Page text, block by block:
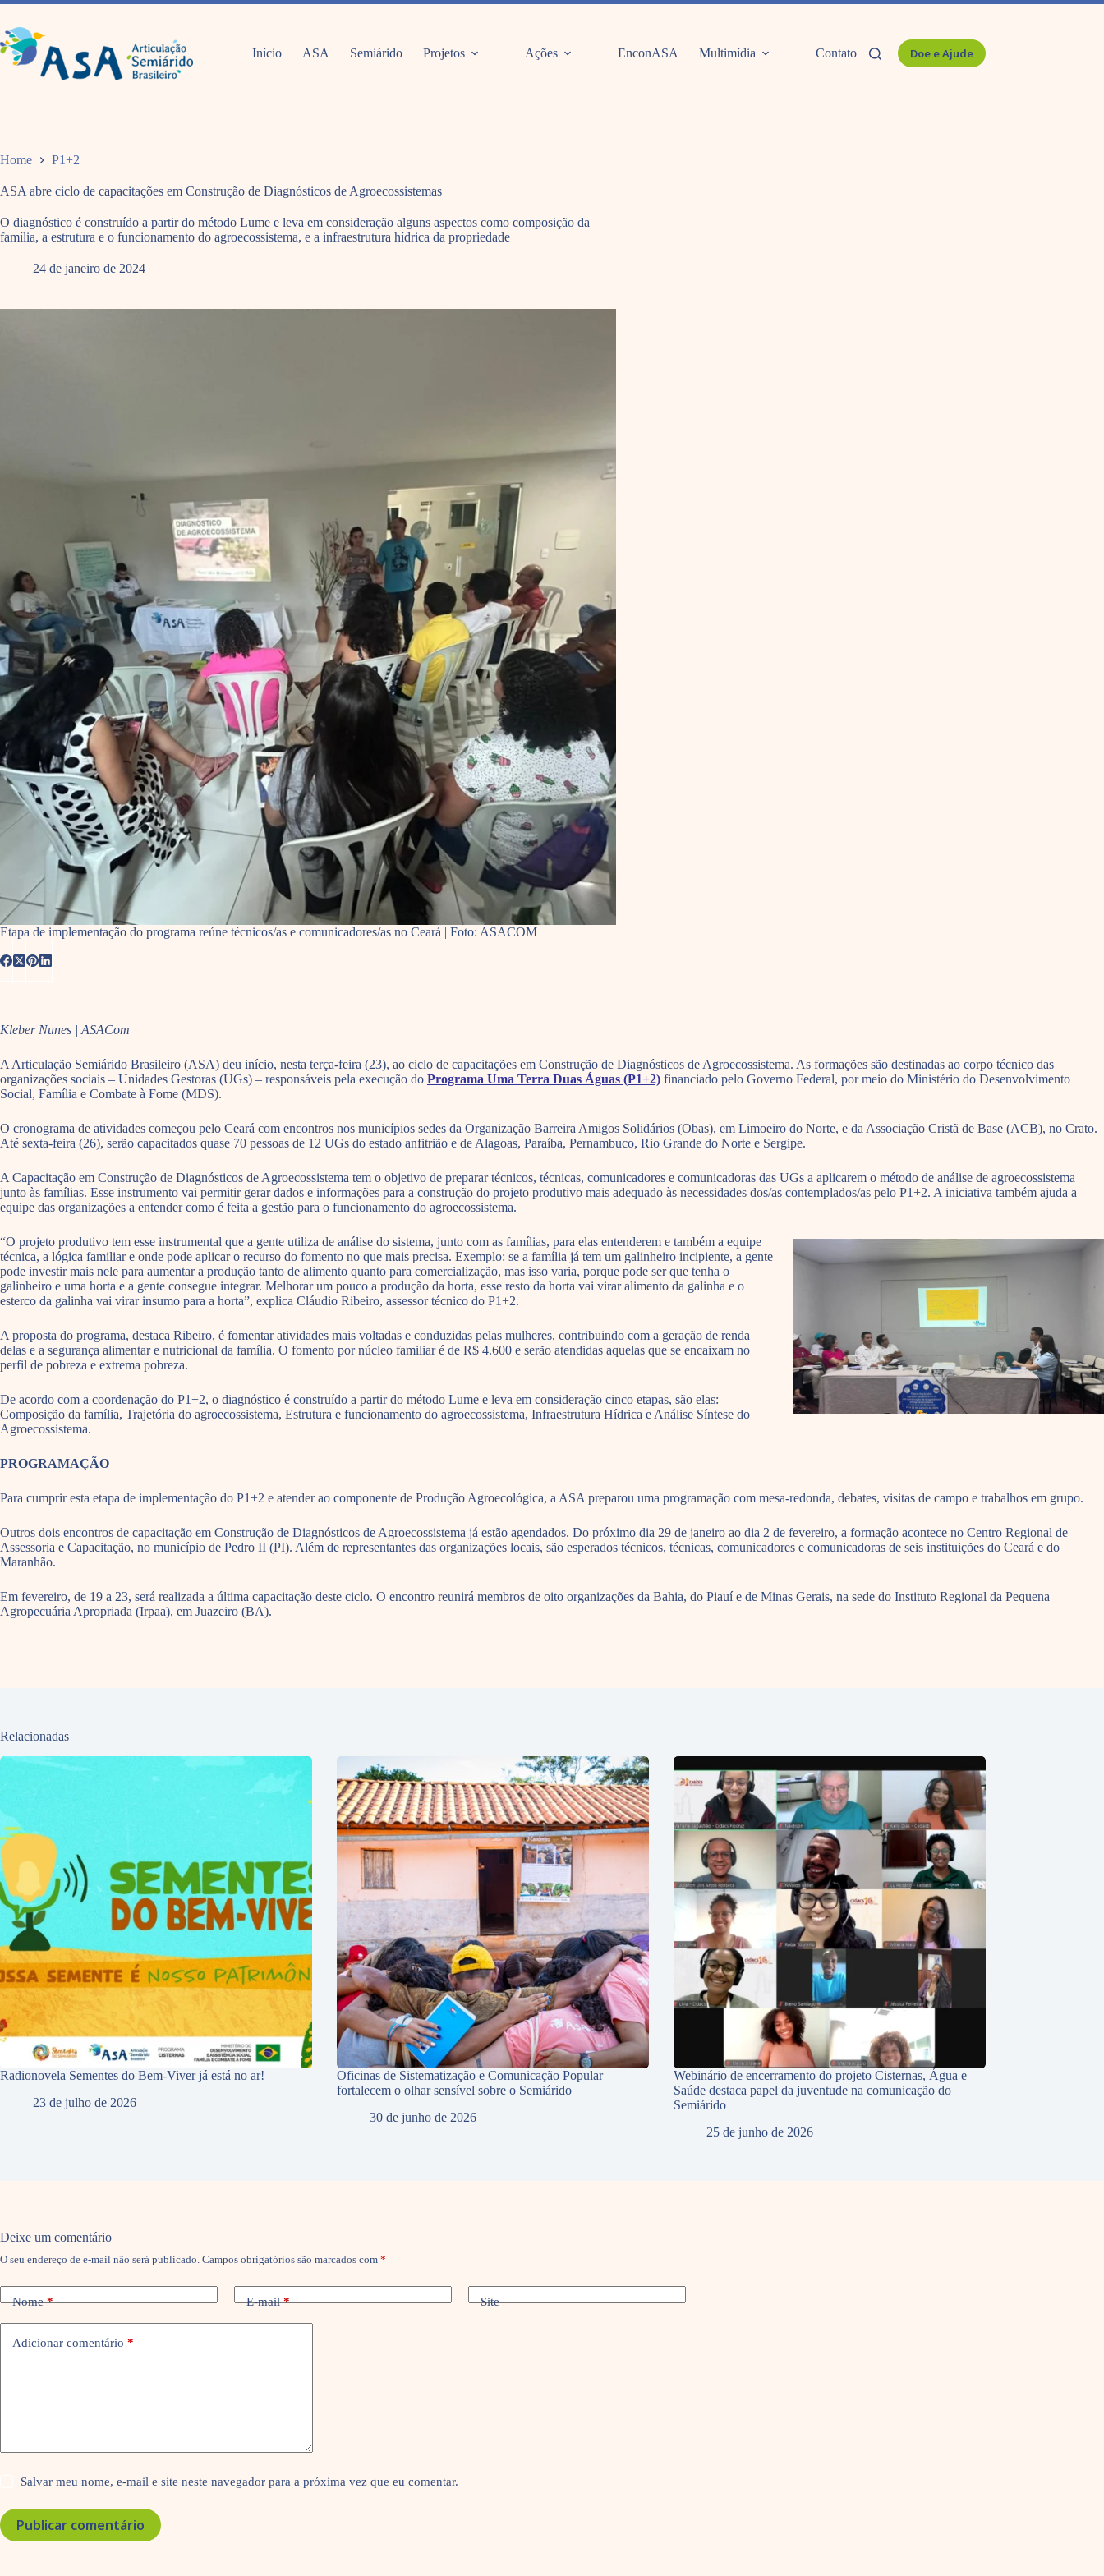
Pular
o
conteúdo
Início ASA Semiárido Projetos Ações EnconASA Multimídia Contato Doe e Ajude
Home P1+2
ASA abre ciclo de capacitações em Construção de Diagnósticos de Agroecossistemas
O diagnóstico é construído a partir do método Lume e leva em consideração alguns aspectos como composição da
família, a estrutura e o funcionamento do agroecossistema, e a infraestrutura hídrica da propriedade
24 de janeiro de 2024
Etapa de implementação do programa reúne técnicos/as e comunicadores/as no Ceará | Foto: ASACOM
Kleber Nunes | ASACom
A Articulação Semiárido Brasileiro (ASA) deu início, nesta terça-feira (23), ao ciclo de capacitações em Construção de Diagnósticos de Agroecossistema. As formações são destinadas ao corpo técnico das
organizações sociais – Unidades Gestoras (UGs) – responsáveis pela execução do Programa Uma Terra Duas Águas (P1+2) financiado pelo Governo Federal, por meio do Ministério do Desenvolvimento
Social, Família e Combate à Fome (MDS).
O cronograma de atividades começou pelo Ceará com encontros nos municípios sedes da Organização Barreira Amigos Solidários (Obas), em Limoeiro do Norte, e da Associação Cristã de Base (ACB), no Crato.
Até sexta-feira (26), serão capacitados quase 70 pessoas de 12 UGs do estado anfitrião e de Alagoas, Paraíba, Pernambuco, Rio Grande do Norte e Sergipe.
A Capacitação em Construção de Diagnósticos de Agroecossistema tem o objetivo de preparar técnicos, técnicas, comunicadores e comunicadoras das UGs a aplicarem o método de análise de agroecossistema
junto às famílias. Esse instrumento vai permitir gerar dados e informações para a construção do projeto produtivo mais adequado às necessidades dos/as contemplados/as pelo P1+2. A iniciativa também ajuda a
equipe das organizações a entender como é feita a gestão para o funcionamento do agroecossistema.
“O projeto produtivo tem esse instrumental que a gente utiliza de análise do sistema, junto com as famílias, para elas entenderem e também a equipe
técnica, a lógica familiar e onde pode aplicar o recurso do fomento no que mais precisa. Exemplo: se a família já tem um galinheiro incipiente, a gente
pode investir mais nele para aumentar a produção tanto de alimento quanto para comercialização, mas isso varia, porque pode ser que tenha o
galinheiro e uma horta e a gente consegue integrar. Melhorar um pouco a produção da horta, esse resto da horta vai virar alimento da galinha e o
esterco da galinha vai virar insumo para a horta”, explica Cláudio Ribeiro, assessor técnico do P1+2.
A proposta do programa, destaca Ribeiro, é fomentar atividades mais voltadas e conduzidas pelas mulheres, contribuindo com a geração de renda
delas e a segurança alimentar e nutricional da família. O fomento por núcleo familiar é de R$ 4.600 e serão atendidas aquelas que se encaixam no
perfil de pobreza e extrema pobreza.
De acordo com a coordenação do P1+2, o diagnóstico é construído a partir do método Lume e leva em consideração cinco etapas, são elas:
Composição da família, Trajetória do agroecossistema, Estrutura e funcionamento do agroecossistema, Infraestrutura Hídrica e Análise Síntese do
Agroecossistema.
PROGRAMAÇÃO
Para cumprir esta etapa de implementação do P1+2 e atender ao componente de Produção Agroecológica, a ASA preparou uma programação com mesa-redonda, debates, visitas de campo e trabalhos em grupo.
Outros dois encontros de capacitação em Construção de Diagnósticos de Agroecossistema já estão agendados. Do próximo dia 29 de janeiro ao dia 2 de fevereiro, a formação acontece no Centro Regional de
Assessoria e Capacitação, no município de Pedro II (PI). Além de representantes das organizações locais, são esperados técnicos, técnicas, comunicadores e comunicadoras de seis instituições do Ceará e do
Maranhão.
Em fevereiro, de 19 a 23, será realizada a última capacitação deste ciclo. O encontro reunirá membros de oito organizações da Bahia, do Piauí e de Minas Gerais, na sede do Instituto Regional da Pequena
Agropecuária Apropriada (Irpaa), em Juazeiro (BA).
Relacionadas
Radionovela Sementes do Bem-Viver já está no ar!
23 de julho de 2026
Oficinas de Sistematização e Comunicação Popular
fortalecem o olhar sensível sobre o Semiárido
30 de junho de 2026
Webinário de encerramento do projeto Cisternas, Água e
Saúde destaca papel da juventude na comunicação do
Semiárido
25 de junho de 2026
Deixe um comentário
O seu endereço de e-mail não será publicado. Campos obrigatórios são marcados com *
Nome* E-mail* Site
Adicionar comentário *
Salvar meu nome, e-mail e site neste navegador para a próxima vez que eu comentar.
Publicar comentário